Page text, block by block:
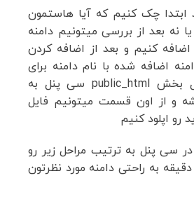
ابتدا چک کنیم که آیا هاستمون
نه بعد از بررسی میتونیم دامنه
کنیم و بعد از اضافه کردن
اضافه شده با نام دامنه برای
مثال domain.com داخل بخش public_html سی پنل به
و از اون قسمت میتونیم فایل
رو اپلود کنیم
سی پنل به ترتیب مراحل زیر رو
به راحتی دامنه مورد نظرتون